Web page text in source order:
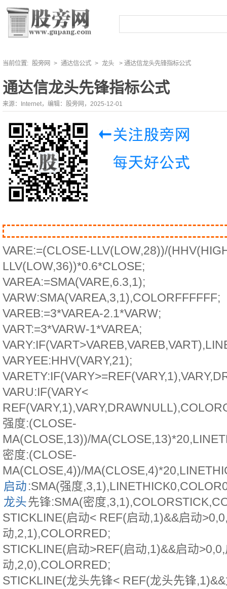
当前位置: 股旁网 > 通达信公式 > 龙头 > 通达信龙头先锋指标公式
通达信龙头先锋指标公式
来源：Internet，编辑：股旁网，2025-12-01
VARE:=(CLOSE-LLV(LOW,28))/
LLV(LOW,36))*0.6*CLOSE;
VAREA:=SMA(VARE,6.3,1);
VARW:SMA(VAREA,3,1),COLORFFFFFF;
VAREB:=3*VAREA-2.1*VARW;
VART:=3*VARW-1*VAREA;
VARYEE:HHV(VARY,21);
VARU:IF(VARY<
强度:(CLOSE-
MA(CLOSE,13))/
密度:(CLOSE-
MA(CLOSE,4))/
启动:SMA(强度
龙头先锋:SMA(密度
STICKLINE(启动< REF(启动,1)&&启动
动,2,1),COLORRED;
STICKLINE(启动>REF(启动,1)&&启动
动,2,0),COLORRED;
STICKLINE(龙头先锋< REF(龙头先锋